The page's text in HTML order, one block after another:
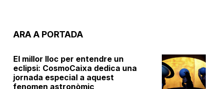
ARA A PORTADA
El millor lloc per entendre un
eclipsi: CosmoCaixa dedica una
jornada especial a aquest
fenomen astronòmic